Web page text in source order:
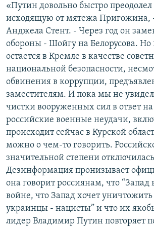
«Путин довольно быстро преодолел
исходящую от мятежа Пригожина,
Анджела Стент. - Через год он
обороны - Шойгу на Белорусова.
остается в Кремле в качестве
национальной безопасности,
обвинения в коррупции,
заместителям. И пока мы не
чистки вооруженных сил в ответ на
российские военные неудачи,
происходит сейчас в Курской
можно о чем-то говорить.
значительной степени
Дезинформация пронизывает
она говорит россиянам, что “Запад
войне, что Запад хочет
украинцы - нацисты” и что их
лидер Владимир Путин повторяет